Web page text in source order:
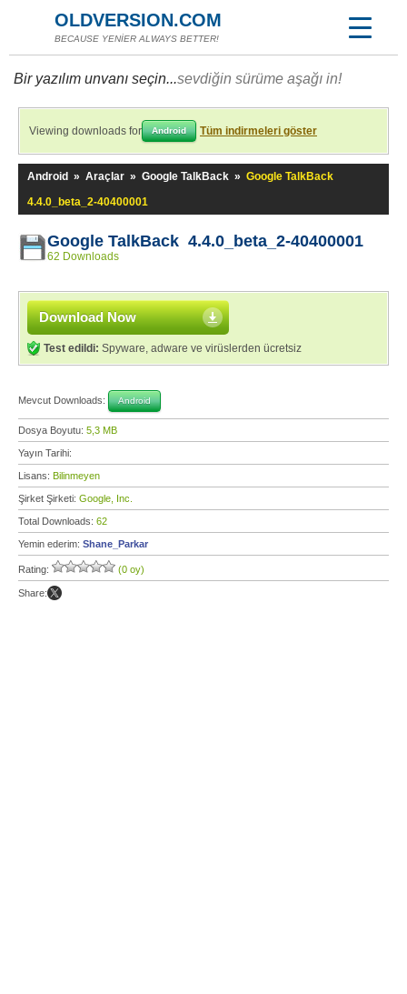
OLDVERSION.COM
BECAUSE YENİER ALWAYS BETTER!
Bir yazılım unvanı seçin...sevdiğin sürüme aşağı in!
Viewing downloads for Android Tüm indirmeleri göster
Android » Araçlar » Google TalkBack » Google TalkBack
4.4.0_beta_2-40400001
Google TalkBack 4.4.0_beta_2-40400001
62 Downloads
Download Now
Test edildi: Spyware, adware ve virüslerden ücretsiz
Mevcut Downloads: Android
Dosya Boyutu: 5,3 MB
Yayın Tarihi:
Lisans: Bilinmeyen
Şirket Şirketi: Google, Inc.
Total Downloads: 62
Yemin ederim: Shane_Parkar
Rating: (0 oy)
Share: